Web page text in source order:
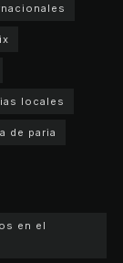
locales
de paria
en el